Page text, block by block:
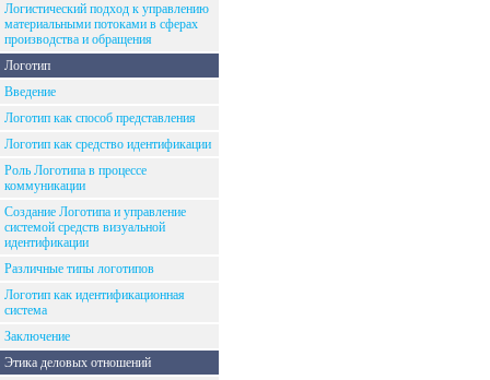
Логистический подход к управлению
материальными потоками в сферах
производства и обращения
Логотип
Введение
Логотип как способ представления
Логотип как средство идентификации
Роль Логотипа в процессе
коммуникации
Создание Логотипа и управление
системой средств визуальной
идентификации
Различные типы логотипов
Логотип как идентификационная
система
Заключение
Этика деловых отношений